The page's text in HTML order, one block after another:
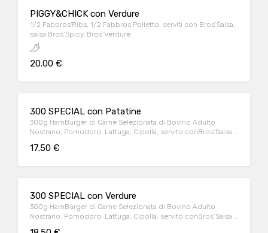
PIGGY&CHICK con Verdure
1/2 Fabbros'Ribs, 1/2 Fabbros’Polletto, serviti con Bros’Salsa,
salsa Bros’Spicy, Bros’Verdure
20.00 €
300 SPECIAL con Patatine
300g HamBurger di Carne Selezionata di Bovino Adulto
Nostrano, Pomodoro, Lattuga, Cipolla, servito conBros’Salsa e
17.50 €
300 SPECIAL con Verdure
300g HamBurger di Carne Selezionata di Bovino Adulto
Nostrano, Pomodoro, Lattuga, Cipolla, servito conBros’Salsa e